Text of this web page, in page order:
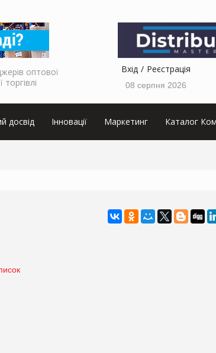
оптової
торгівлі
Вхід Реєстрація
08 серпня 2026
досвід Інновації Маркетинг Каталог